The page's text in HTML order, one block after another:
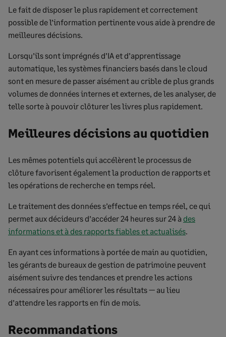
Le fait de disposer le plus rapidement et correctement
possible de l’information pertinente vous aide à prendre de
meilleures décisions.
Lorsqu’ils sont imprégnés d’IA et d’apprentissage
automatique, les systèmes financiers basés dans le cloud
sont en mesure de passer aisément au crible de plus grands
volumes de données internes et externes, de les analyser, de
telle sorte à pouvoir clôturer les livres plus rapidement.
Meilleures décisions au quotidien
Les mêmes potentiels qui accélèrent le processus de
clôture favorisent également la production de rapports et
les opérations de recherche en temps réel.
Le traitement des données s’effectue en temps réel, ce qui
permet aux décideurs d’accéder 24 heures sur 24 à des
informations et à des rapports fiables et actualisés.
En ayant ces informations à portée de main au quotidien,
les gérants de bureaux de gestion de patrimoine peuvent
aisément suivre des tendances et prendre les actions
nécessaires pour améliorer les résultats — au lieu
d’attendre les rapports en fin de mois.
Recommandations